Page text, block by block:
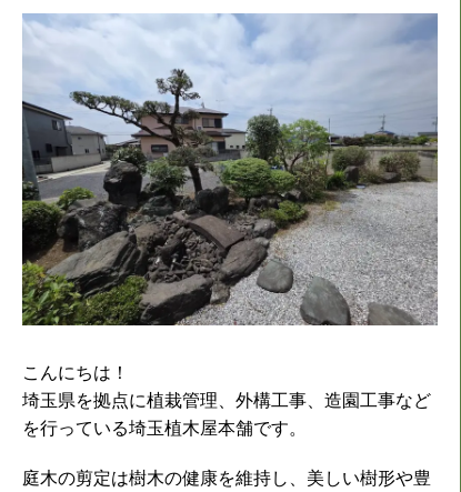
こんにちは！
埼玉県を拠点に植栽管理、外構工事、造園工事など
を行っている埼玉植木屋本舗です。
庭木の剪定は樹木の健康を維持し、美しい樹形や豊